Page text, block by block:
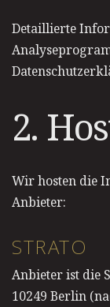
Detaillierte
2.
Wir hosten die
Anbieter:
STRATO
Anbieter ist die
10249 Berlin